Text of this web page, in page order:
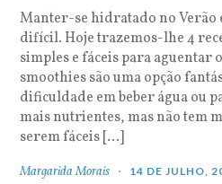
Manter-se hidratado no Verão
difícil. Hoje trazemos-lhe 4
simples e fáceis para aguentar
smoothies são uma opção
dificuldade em beber água ou
mais nutrientes, mas não tem
serem fáceis […]
Margarida Morais 14 DE JULHO,